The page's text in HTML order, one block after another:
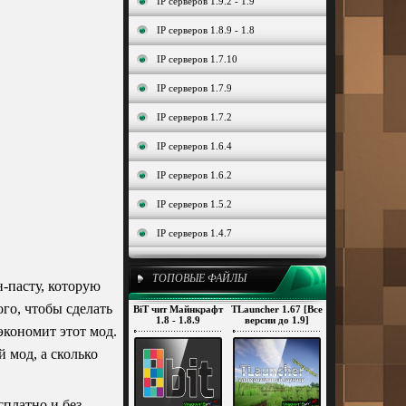
IP серверов 1.8.9 - 1.8
IP серверов 1.7.10
IP серверов 1.7.9
IP серверов 1.7.2
IP серверов 1.6.4
IP серверов 1.6.2
IP серверов 1.5.2
IP серверов 1.4.7
ТОПОВЫЕ ФАЙЛЫ
BiT чит Майнкрафт
1.8 - 1.8.9
TLauncher 1.67 [Все
версии до 1.9]
пасту, которую
чтобы сделать
этот мод.
мод, а сколько